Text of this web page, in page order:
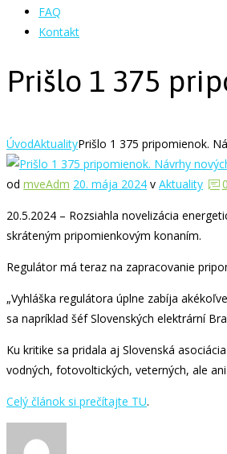
FAQ
Kontakt
Prišlo 1 375
ÚvodAktualityPrišlo 1 375 pripomienok.
od mveAdm 20. mája 2024 v Aktuality 0
20.5.2024 – Rozsiahla novelizácia
skráteným pripomienkovým konaním.
Regulátor má teraz na zapracovanie
„Vyhláška regulátora úplne zabíja
sa napríklad šéf Slovenských elektrární
Ku kritike sa pridala aj Slovenská
vodných, fotovoltických, veterných, ale
Celý článok si prečítajte TU.